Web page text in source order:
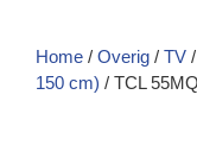
Home / Overig / TV /
150 cm) / TCL